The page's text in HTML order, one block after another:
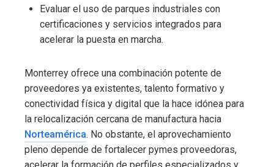
Evaluar el uso de parques industriales con
certificaciones y servicios integrados para
acelerar la puesta en marcha.
Monterrey ofrece una combinación potente de
proveedores ya existentes, talento formativo y
conectividad física y digital que la hace idónea para
la relocalización cercana de manufactura hacia
Norteamérica. No obstante, el aprovechamiento
pleno depende de fortalecer pymes proveedoras,